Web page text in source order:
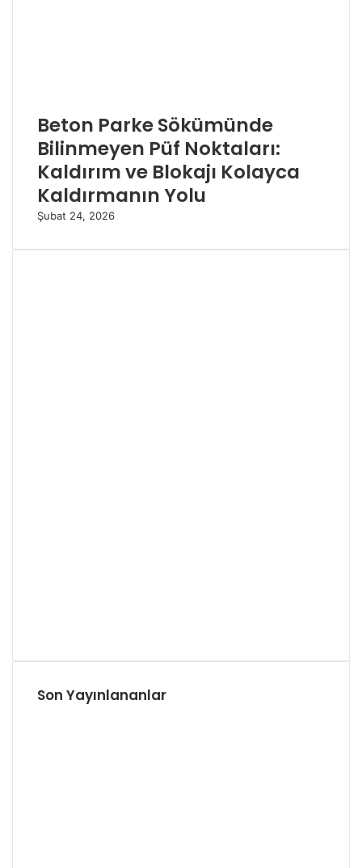
Beton Parke Sökümünde
Bilinmeyen Püf Noktaları:
Kaldırım ve Blokajı Kolayca
Kaldırmanın Yolu
Şubat 24, 2026
Son Yayınlananlar